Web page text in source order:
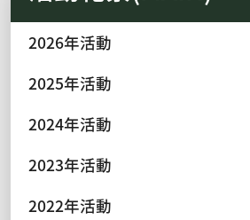
2026年活動
2025年活動
2024年活動
2023年活動
2022年活動